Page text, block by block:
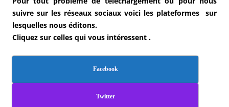
suivre sur les réseaux sociaux voici les plateformes sur
lesquelles nous éditons.
Cliquez sur celles qui vous intéressent .
Facebook
Twitter